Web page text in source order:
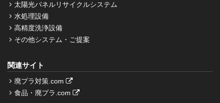
太陽光パネルリサイクルシステム
水処理設備
高精度洗浄設備
その他システム・ご提案
関連サイト
廃プラ対策.com
食品・廃プラ.com